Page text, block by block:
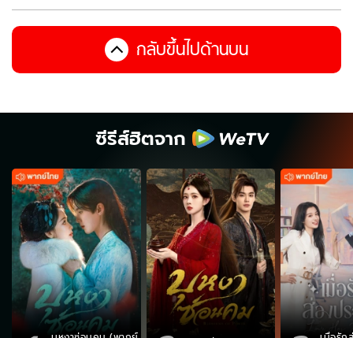
กลับขึ้นไปด้านบน
ซีรีส์ฮิตจาก